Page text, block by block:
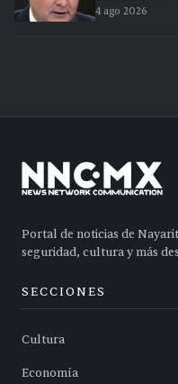
4 ago 2026
Portal de noticias de
seguridad, cultura y más
SECCIONES
Cultura
Economía